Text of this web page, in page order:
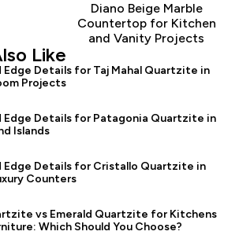
Diano Beige Marble
Countertop for Kitchen
and Vanity Projects
Like
Edge Details for Taj Mahal Quartzite in
Projects
Edge Details for Patagonia Quartzite in
Islands
Edge Details for Cristallo Quartzite in
Counters
vs Emerald Quartzite for Kitchens
Which Should You Choose?